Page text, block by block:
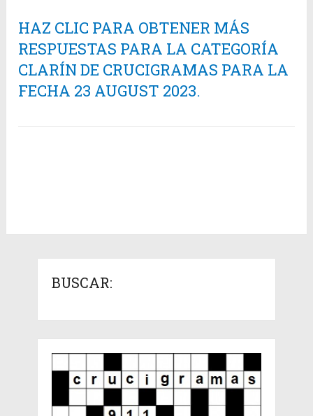
HAZ CLIC PARA OBTENER MÁS
RESPUESTAS PARA LA CATEGORÍA
CLARÍN DE CRUCIGRAMAS PARA LA
FECHA 23 AUGUST 2023.
BUSCAR: